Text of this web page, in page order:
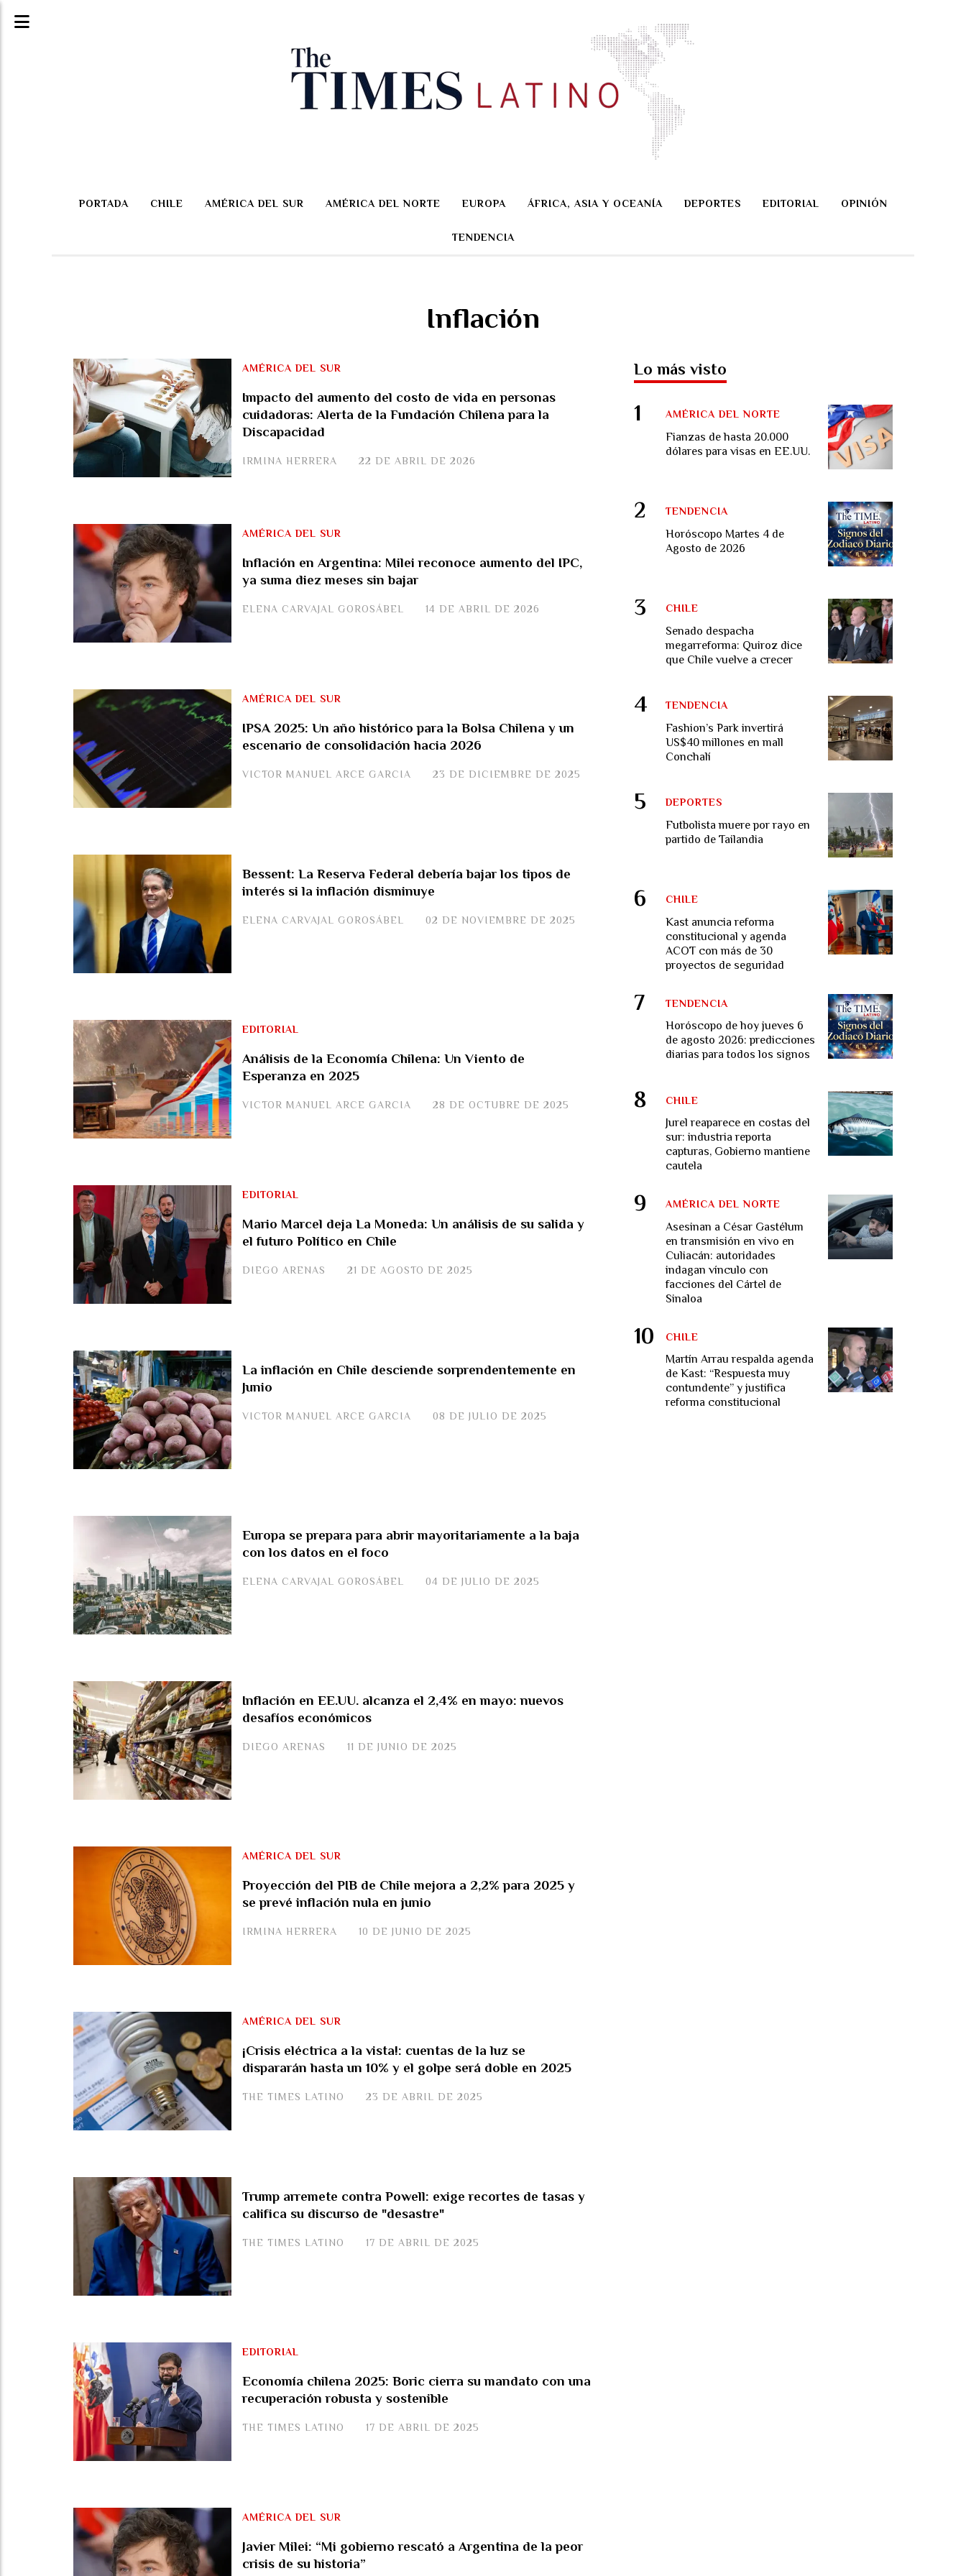
PORTADA CHILE AMÉRICA DEL SUR AMÉRICA DEL NORTE EUROPA ÁFRICA, ASIA Y OCEANÍA DEPORTES EDITORIAL OPINIÓN
TENDENCIA
Inflación
Impacto del aumento del costo de vida en personas
cuidadoras: Alerta de la Fundación Chilena para la
Discapacidad
IRMINA HERRERA
AMÉRICA DEL SUR
22 DE ABRIL DE 2026
Inflación en Argentina: Milei reconoce aumento del IPC,
ya suma diez meses sin bajar
ELENA CARVAJAL GOROSÁBEL
AMÉRICA DEL SUR
14 DE ABRIL DE 2026
IPSA 2025: Un año histórico para la Bolsa Chilena y un
escenario de consolidación hacia 2026
VICTOR MANUEL ARCE GARCIA
AMÉRICA DEL SUR
23 DE DICIEMBRE DE 2025
Bessent: La Reserva Federal debería bajar los tipos de
interés si la inflación disminuye
ELENA CARVAJAL GOROSÁBEL 02 DE NOVIEMBRE DE 2025
Análisis de la Economía Chilena: Un Viento de
Esperanza en 2025
VICTOR MANUEL ARCE GARCIA
EDITORIAL
28 DE OCTUBRE DE 2025
Mario Marcel deja La Moneda: Un análisis de su salida y
el futuro Político en Chile
DIEGO ARENAS
EDITORIAL
21 DE AGOSTO DE 2025
La inflación en Chile desciende sorprendentemente en
Junio
VICTOR MANUEL ARCE GARCIA 08 DE JULIO DE 2025
Europa se prepara para abrir mayoritariamente a la baja
con los datos en el foco
ELENA CARVAJAL GOROSÁBEL 04 DE JULIO DE 2025
Inflación en EE.UU. alcanza el 2,4% en mayo: nuevos
desafíos económicos
DIEGO ARENAS 11 DE JUNIO DE 2025
Proyección del PIB de Chile mejora a 2,2% para 2025 y
se prevé inflación nula en junio
IRMINA HERRERA
AMÉRICA DEL SUR
10 DE JUNIO DE 2025
¡Crisis eléctrica a la vista!: cuentas de la luz se
dispararán hasta un 10% y el golpe será doble en 2025
THE TIMES LATINO
AMÉRICA DEL SUR
23 DE ABRIL DE 2025
Trump arremete contra Powell: exige recortes de tasas y
califica su discurso de "desastre"
THE TIMES LATINO 17 DE ABRIL DE 2025
Economía chilena 2025: Boric cierra su mandato con una
recuperación robusta y sostenible
THE TIMES LATINO
EDITORIAL
17 DE ABRIL DE 2025
Javier Milei: “Mi gobierno rescató a Argentina de la peor
crisis de su historia”
AMÉRICA DEL SUR
Lo más visto
Fianzas de hasta 20.000
dólares para visas en EE.UU.
AMÉRICA DEL NORTE
Horóscopo Martes 4 de
Agosto de 2026
TENDENCIA
Senado despacha
megarreforma: Quiroz dice
que Chile vuelve a crecer
CHILE
Fashion’s Park invertirá
US$40 millones en mall
Conchalí
TENDENCIA
Futbolista muere por rayo en
partido de Tailandia
DEPORTES
Kast anuncia reforma
constitucional y agenda
ACOT con más de 30
proyectos de seguridad
CHILE
Horóscopo de hoy jueves 6
de agosto 2026: predicciones
diarias para todos los signos
TENDENCIA
Jurel reaparece en costas del
sur: industria reporta
capturas, Gobierno mantiene
cautela
CHILE
Asesinan a César Gastélum
en transmisión en vivo en
Culiacán: autoridades
indagan vínculo con
facciones del Cártel de
Sinaloa
AMÉRICA DEL NORTE
Martín Arrau respalda agenda
de Kast: “Respuesta muy
contundente” y justifica
reforma constitucional
CHILE